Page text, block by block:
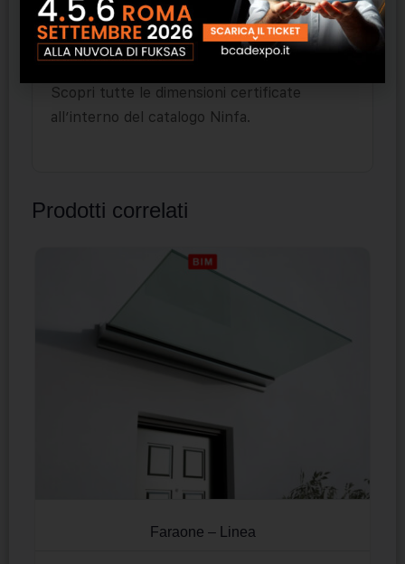
effettuato prove di spinta con vetri fino a
1,5 m.
Scopri tutte le dimensioni certificate
all’interno del catalogo Ninfa.
Prodotti correlati
Faraone – Linea